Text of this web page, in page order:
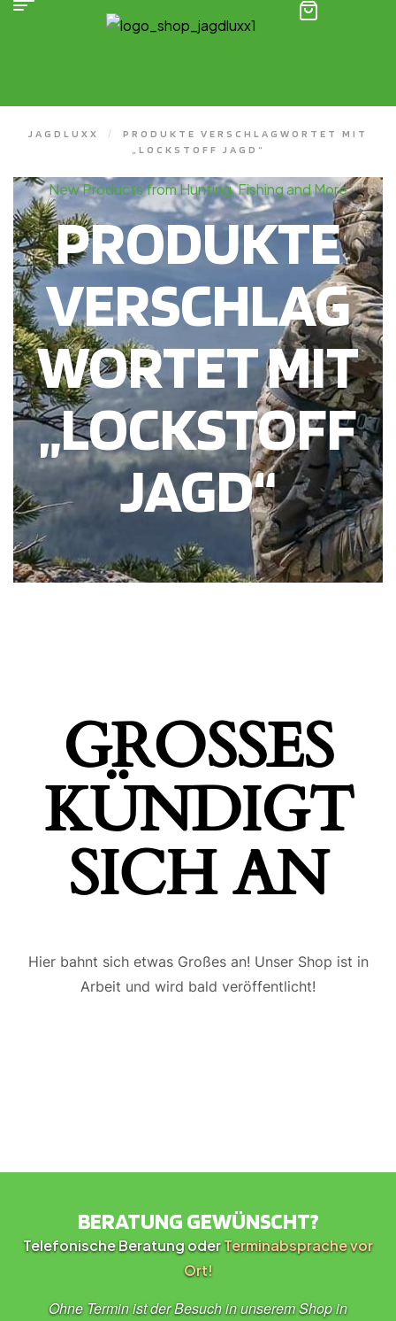
JAGDLUXX /
PRODUKTE VERSCHLAGWORTET MIT
„LOCKSTOFF JAGD“
New Products from Hunting, Fishing and More
PRODUKTE
VERSCHLAG
WORTET MIT
„LOCKSTOFF
JAGD“
GROSSES K
ÜNDIGT S
ICH AN
Hier bahnt sich etwas Großes an! Unser Shop ist in
Arbeit und wird bald veröffentlicht!
BERATUNG GEWÜNSCHT?
Telefonische Beratung oderTerminabsprache vor
Ort!
Ohne Termin ist der Besuch in unserem Shop in